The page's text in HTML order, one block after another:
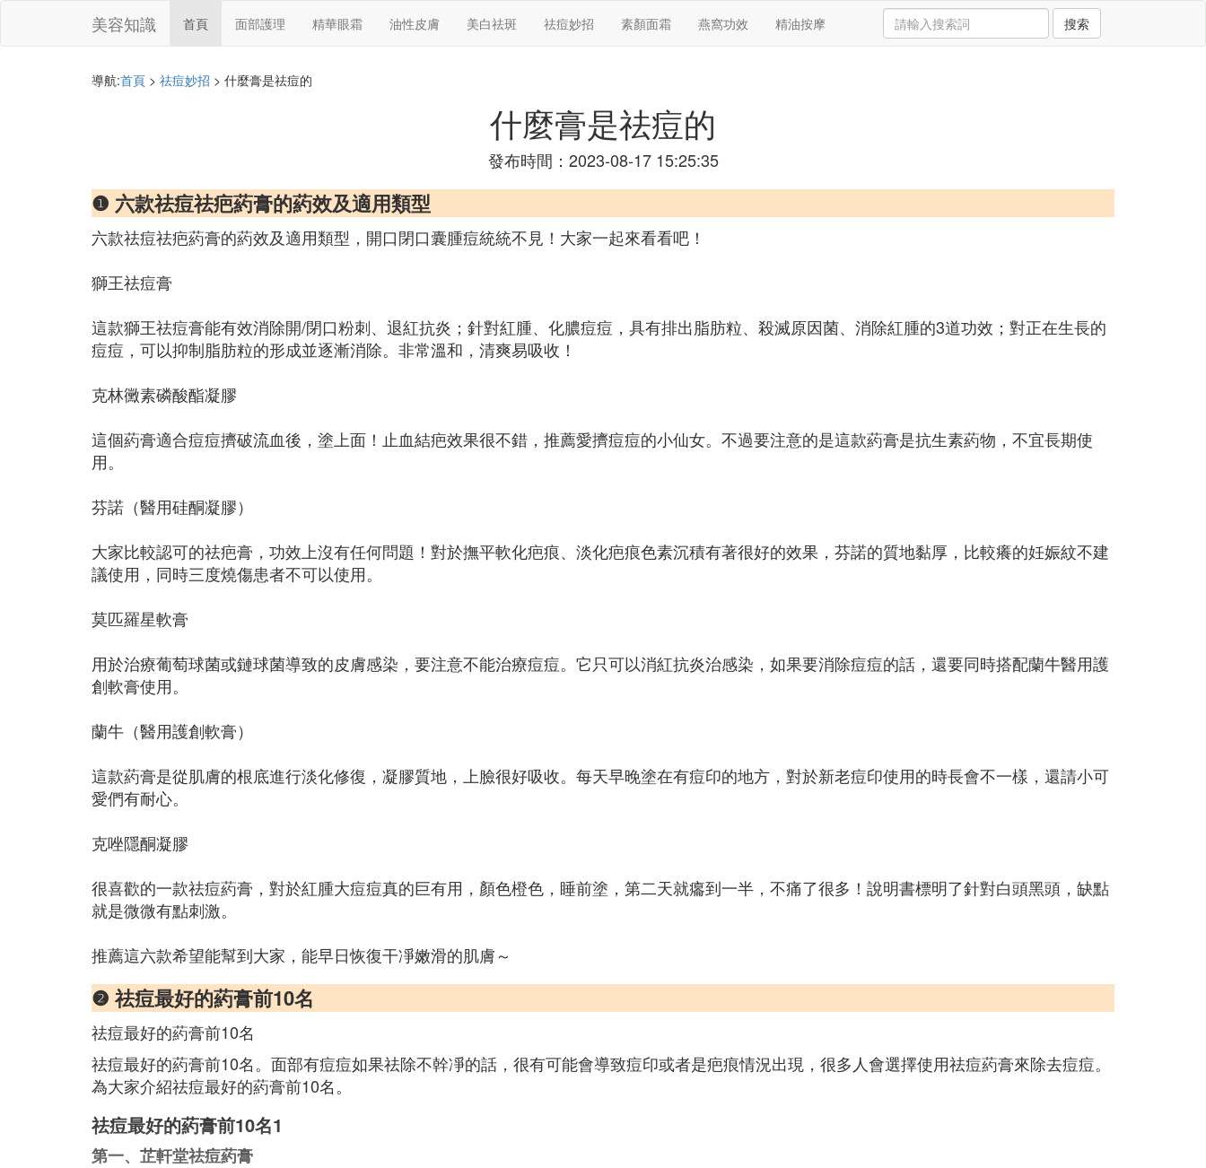
美容知識 首頁 面部護理 精華眼霜 油性皮膚 美白祛斑 祛痘妙招 素顏面霜 燕窩功效 精油按摩 搜索
導航:首頁 > 祛痘妙招 > 什麼膏是祛痘的
什麼膏是祛痘的
發布時間：2023-08-17 15:25:35
❶ 六款祛痘祛疤葯膏的葯效及適用類型
六款祛痘祛疤葯膏的葯效及適用類型，開口閉口囊腫痘統統不見！大家一起來看看吧！
獅王祛痘膏
這款獅王祛痘膏能有效消除開/閉口粉刺、退紅抗炎；針對紅腫、化膿痘痘，具有排出脂肪粒、殺滅原因菌、消除紅腫的3道功效；對正在生長的
痘痘，可以抑制脂肪粒的形成並逐漸消除。非常溫和，清爽易吸收！
克林黴素磷酸酯凝膠
這個葯膏適合痘痘擠破流血後，塗上面！止血結疤效果很不錯，推薦愛擠痘痘的小仙女。不過要注意的是這款葯膏是抗生素葯物，不宜長期使
用。
芬諾（醫用硅酮凝膠）
大家比較認可的祛疤膏，功效上沒有任何問題！對於撫平軟化疤痕、淡化疤痕色素沉積有著很好的效果，芬諾的質地黏厚，比較癢的妊娠紋不建
議使用，同時三度燒傷患者不可以使用。
莫匹羅星軟膏
用於治療葡萄球菌或鏈球菌導致的皮膚感染，要注意不能治療痘痘。它只可以消紅抗炎治感染，如果要消除痘痘的話，還要同時搭配蘭牛醫用護
創軟膏使用。
蘭牛（醫用護創軟膏）
這款葯膏是從肌膚的根底進行淡化修復，凝膠質地，上臉很好吸收。每天早晚塗在有痘印的地方，對於新老痘印使用的時長會不一樣，還請小可
愛們有耐心。
克唑隱酮凝膠
很喜歡的一款祛痘葯膏，對於紅腫大痘痘真的巨有用，顏色橙色，睡前塗，第二天就癟到一半，不痛了很多！說明書標明了針對白頭黑頭，缺點
就是微微有點刺激。
推薦這六款希望能幫到大家，能早日恢復干凈嫩滑的肌膚～
❷ 祛痘最好的葯膏前10名
祛痘最好的葯膏前10名
祛痘最好的葯膏前10名。面部有痘痘如果祛除不幹凈的話，很有可能會導致痘印或者是疤痕情況出現，很多人會選擇使用祛痘葯膏來除去痘痘。
為大家介紹祛痘最好的葯膏前10名。
祛痘最好的葯膏前10名1
第一、芷軒堂祛痘葯膏